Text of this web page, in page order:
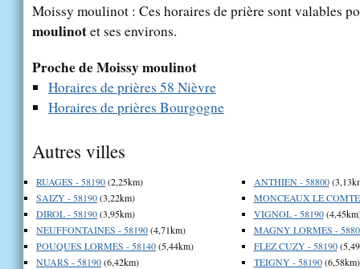
Moissy moulinot : Ces horaires de prière sont valables
moulinotet ses environs.
Proche de Moissy moulinot
Horaires de prières 58 Nièvre
Horaires de prières Bourgogne
Autres villes
RUAGES - 58190(2,25km)
SAIZY - 58190(3,22km)
DIROL - 58190(3,95km)
NEUFFONTAINES - 58190(4,71km)
POUQUES LORMES - 58140(5,44km)
NUARS - 58190(6,42km)
ANTHIEN - 58800
MONCEAUX LE
VIGNOL - 58190
MAGNY LORMES -
FLEZ CUZY - 58190
TEIGNY - 58190(6,58km)